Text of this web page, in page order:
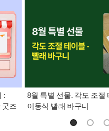
:
굿즈
8월 특별 선물. 각도 조절
이동식 빨래 바구니